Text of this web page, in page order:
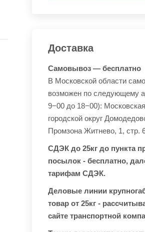
Доставка
Самовывоз — бесплатно
В Московской области
возможен по следующему
9−00 до 18−00):
городской округ
Промзона Житнево, 1, стр.
СДЭК до 25кг до пункта
посылок - бесплатно,
тарифам СДЭК.
Деловые линии
товар от 25кг -
сайте транспортной